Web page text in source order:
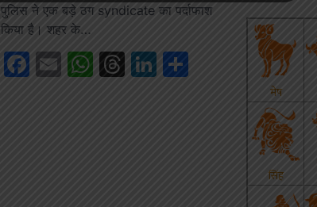
पुलिस ने एक बड़े ठग syndicate का पर्दाफाश
किया है। शहर के…
Facebook
EmailWhatsApp
Threads
LinkedIn
Share